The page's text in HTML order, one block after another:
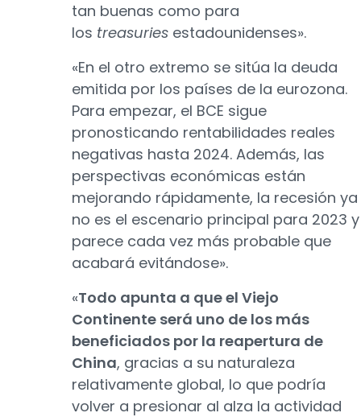
tan buenas como para
los treasuries estadounidenses».
«En el otro extremo se sitúa la deuda
emitida por los países de la eurozona.
Para empezar, el BCE sigue
pronosticando rentabilidades reales
negativas hasta 2024. Además, las
perspectivas económicas están
mejorando rápidamente, la recesión ya
no es el escenario principal para 2023 y
parece cada vez más probable que
acabará evitándose».
«Todo apunta a que el Viejo
Continente será uno de los más
beneficiados por la reapertura de
China, gracias a su naturaleza
relativamente global, lo que podría
volver a presionar al alza la actividad